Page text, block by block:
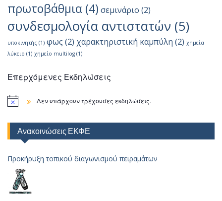
πρωτοβάθμια (4) σεμινάριο (2)
συνδεσμολογία αντιστατών (5)
υποκινητής (1) φως (2) χαρακτηριστική καμπύλη (2) χημεία
λύκειο (1) χημείο multilog (1)
Επερχόμενες Εκδηλώσεις
Δεν υπάρχουν τρέχουσες εκδηλώσεις.
Ανακοινώσεις ΕΚΦΕ
Προκήρυξη τοπικού διαγωνισμού πειραμάτων